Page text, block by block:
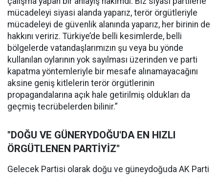
mücadeleyi siyasi alanda yaparız, terör örgütleriyle
mücadeleyi de güvenlik alanında yaparız, her birinin de
hakkını veririz. Türkiye’de belli kesimlerde, belli
bölgelerde vatandaşlarımızın şu veya bu yönde
kullanılan oylarının yok sayılması üzerinden ve parti
kapatma yöntemleriyle bir mesafe alınamayacağını
aksine geniş kitlelerin terör örgütlerinin
propagandalarına açık hale getirilmiş oldukları da
geçmiş tecrübelerden bilinir.”
"DOĞU VE GÜNERYDOĞU'DA EN HIZLI
ÖRGÜTLENEN PARTİYİZ"
Gelecek Partisi olarak doğu ve güneydoğuda AK Parti